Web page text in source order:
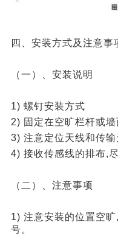
四、安装方式及注意事
（一）、安装说明
1) 螺钉安装方式
2) 固定在空旷栏杆或墙
3) 注意定位天线和传
4) 接收传感线的排布,
（二）、注意事项
1) 注意安装的位置空
号。